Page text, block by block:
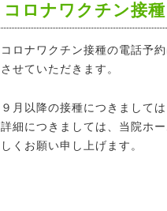
コロナワクチン接
コロナワクチン接種の電話予
させていただきます。
９月以降の接種につきまして
詳細につきましては、当院ホ
しくお願い申し上げます。